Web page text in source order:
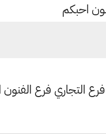
احبكم
التجاري فرع الفنون